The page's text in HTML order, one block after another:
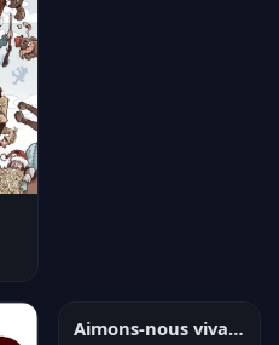
Aimons-nous vivants